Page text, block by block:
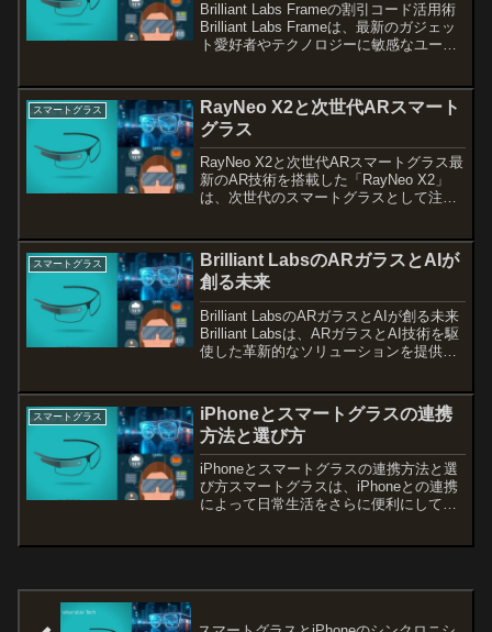
Brilliant Labs Frameの割引コード活用術
Brilliant Labs Frameは、最新のガジェッ
ト愛好者やテクノロジーに敏感なユーザ
いはず。この記事...
スマートグラス
RayNeo X2と次世代ARスマート
グラス
RayNeo X2と次世代ARスマートグラス最
新のAR技術を搭載した「RayNeo X2」
は、次世代のスマートグラスとして注目
について徹底解説し、どのように...
スマートグラス
Brilliant LabsのARガラスとAIが
創る未来
Brilliant LabsのARガラスとAIが創る未来
Brilliant Labsは、ARガラスとAI技術を駆
使した革新的なソリューションを提供
ションシステムや新...
スマートグラス
iPhoneとスマートグラスの連携
方法と選び方
iPhoneとスマートグラスの連携方法と選
び方スマートグラスは、iPhoneとの連携
によって日常生活をさらに便利にしてく